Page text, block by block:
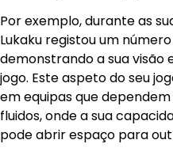
Por exemplo, durante as
Lukaku registou um
demonstrando a sua visão
jogo. Este aspeto do seu
em equipas que
fluidos, onde a sua
pode abrir espaço para